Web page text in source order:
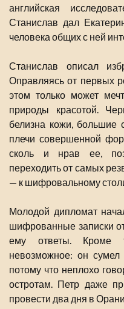
английская
Станислав дал
человека общих с ней
Станислав описал
Оправляясь от первых
этом только может
природы красотой.
белизна кожи, большие
плечи совершенной
сколь и нрав ее,
переходить от самых
— к шифровальному
Молодой дипломат
шифрованные записки
ему ответы. Кроме
невозможное: он сумел
потому что неплохо
остротам. Петр даже
провести два дня в